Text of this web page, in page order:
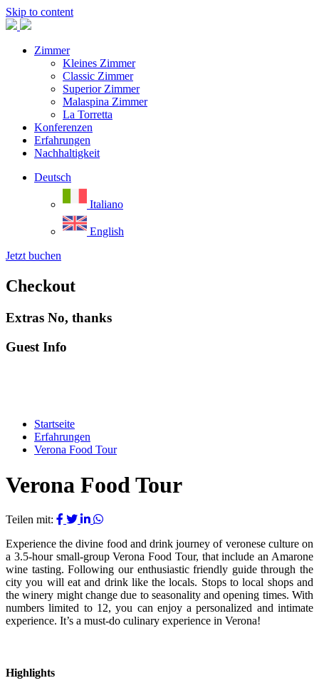
Skip to content
Zimmer
Kleines Zimmer
Classic Zimmer
Superior Zimmer
Malaspina Zimmer
La Torretta
Konferenzen
Erfahrungen
Nachhaltigkeit
Deutsch
Italiano
English
Jetzt buchen
Checkout
Extras No, thanks
Guest Info
Startseite
Erfahrungen
Verona Food Tour
Verona Food Tour
Teilen mit:
Experience the divine food and drink journey of veronese culture on
a 3.5-hour small-group Verona Food Tour, that include an Amarone
wine tasting. Following our enthusiastic friendly guide through the
city you will eat and drink like the locals. Stops to local shops and
the winery might change due to seasonality and opening times. With
numbers limited to 12, you can enjoy a personalized and intimate
experience. It’s a must-do culinary experience in Verona!
Highlights